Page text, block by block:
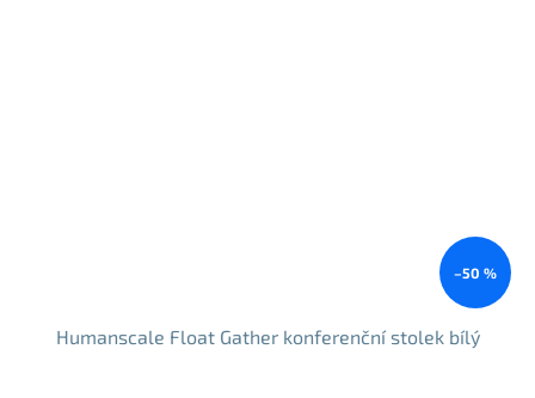
–50 %
Humanscale Float Gather konferenční stolek bílý